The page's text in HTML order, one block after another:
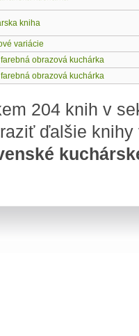
kniha
variácie
obrazová kuchárka
obrazová kuchárka
204 knih v
ďalšie